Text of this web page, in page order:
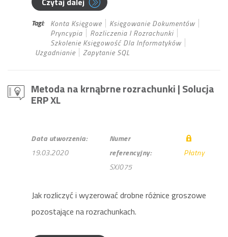
Tagi: Konta Księgowe
Księgowanie Dokumentów
Pryncypia
Rozliczenia I Rozrachunki
Szkolenie Księgowość Dla Informatyków
Uzgadnianie
Zapytanie SQL
Metoda na krnąbrne rozrachunki| Solucja
ERP XL
Data utworzenia:
19.03.2020
Numer
referencyjny:
SXJ075
Płatny
Jak rozliczyć i wyzerować drobne różnice groszowe
pozostające na rozrachunkach.